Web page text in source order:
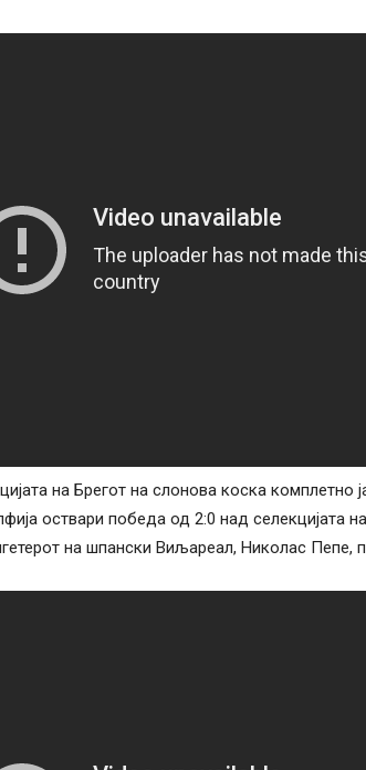
на Брегот на слонова коска комплетно
оствари победа од 2:0 над селекцијата
на шпански Виљареал, Николас Пепе,